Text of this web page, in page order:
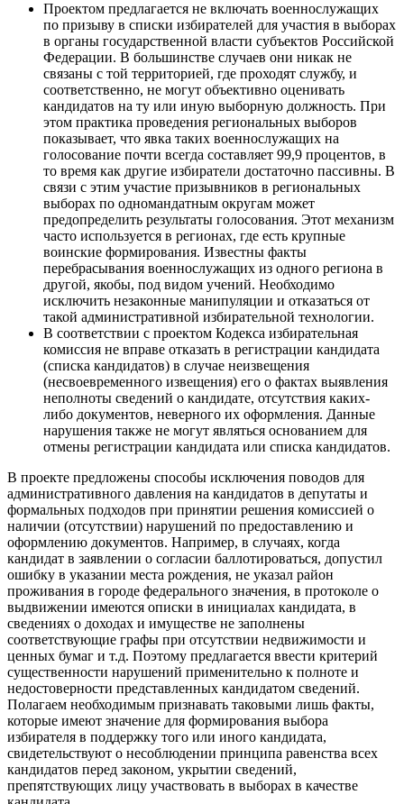
Проектом предлагается не включать военнослужащих
по призыву в списки избирателей для участия в выборах
в органы государственной власти субъектов Российской
Федерации. В большинстве случаев они никак не
связаны с той территорией, где проходят службу, и
соответственно, не могут объективно оценивать
кандидатов на ту или иную выборную должность. При
этом практика проведения региональных выборов
показывает, что явка таких военнослужащих на
голосование почти всегда составляет 99,9 процентов, в
то время как другие избиратели достаточно пассивны. В
связи с этим участие призывников в региональных
выборах по одномандатным округам может
предопределить результаты голосования. Этот механизм
часто используется в регионах, где есть крупные
воинские формирования. Известны факты
перебрасывания военнослужащих из одного региона в
другой, якобы, под видом учений. Необходимо
исключить незаконные манипуляции и отказаться от
такой административной избирательной технологии.
В соответствии с проектом Кодекса избирательная
комиссия не вправе отказать в регистрации кандидата
(списка кандидатов) в случае неизвещения
(несвоевременного извещения) его о фактах выявления
неполноты сведений о кандидате, отсутствия каких-
либо документов, неверного их оформления. Данные
нарушения также не могут являться основанием для
отмены регистрации кандидата или списка кандидатов.
В проекте предложены способы исключения поводов для
административного давления на кандидатов в депутаты и
формальных подходов при принятии решения комиссией о
наличии (отсутствии) нарушений по предоставлению и
оформлению документов. Например, в случаях, когда
кандидат в заявлении о согласии баллотироваться, допустил
ошибку в указании места рождения, не указал район
проживания в городе федерального значения, в протоколе о
выдвижении имеются описки в инициалах кандидата, в
сведениях о доходах и имуществе не заполнены
соответствующие графы при отсутствии недвижимости и
ценных бумаг и т.д. Поэтому предлагается ввести критерий
существенности нарушений применительно к полноте и
недостоверности представленных кандидатом сведений.
Полагаем необходимым признавать таковыми лишь факты,
которые имеют значение для формирования выбора
избирателя в поддержку того или иного кандидата,
свидетельствуют о несоблюдении принципа равенства всех
кандидатов перед законом, укрытии сведений,
препятствующих лицу участвовать в выборах в качестве